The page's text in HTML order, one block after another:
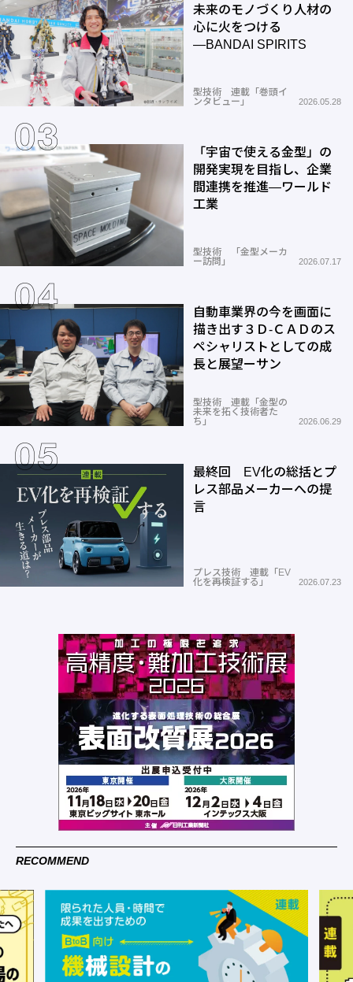
未来のモノづくり人材の
心に火をつける
―BANDAI SPIRITS
型技術 連載「巻頭イ
ンタビュー」
2026.05.28
「宇宙で使える金型」の
開発実現を目指し、企業
間連携を推進―ワールド
工業
型技術 「金型メーカ
ー訪問」
2026.07.17
自動車業界の今を画面に
描き出す３Ｄ-ＣＡＤのス
ペシャリストとしての成
長と展望ーサン
型技術 連載「金型の
未来を拓く技術者た
ち」
2026.06.29
最終回 EV化の総括とプ
レス部品メーカーへの提
言
プレス技術 連載「EV
化を再検証する」
2026.07.23
RECOMMEND